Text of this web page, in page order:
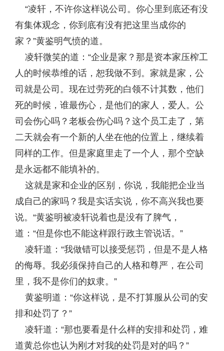
“凌轩，不许你这样说公司。你心里到底还有没
有集体观念，你到底有没有把这里当成你的
家？”黄鉴明气愤的道。
凌轩微笑的道：“企业是家？那是资本家压榨工
人的时候恭维的话，恕我做不到。家就是家，公
司就是公司。现在过劳死的白领不计其数，他们
死的时候，谁最伤心，是他们的家人，爱人。公
司会伤心吗？老板会伤心吗？这个员工走了，第
二天就会有一个新的人坐在他的位置上，继续着
同样的工作。但是家庭里走了一个人，那个空缺
是永远都不能填补的。
这就是家和企业的区别，你说，我能把企业当
成自己的家吗？我是实话实说，你不高兴我也要
说。“黄鉴明被凌轩说着也是没有了脾气，
道：“但是你也不能这样跟行政主管说话。”
凌轩道：“我做错可以接受惩罚，但是不是人格
的侮辱。我必须保持自己的人格和尊严，在公司
里，我不是你们的奴隶。”
黄鉴明道：“你这样说，是不打算服从公司的安
排和处罚了？”
凌轩道：“那也要看是什么样的安排和处罚，难
道黄总你也认为刚才对我的处罚是对的吗？”